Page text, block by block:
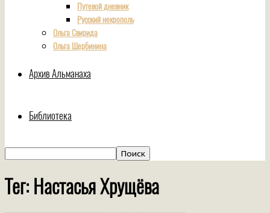
Путевой дневник
Русский некрополь
Ольга Свирида
Ольга Щербинина
Архив Альманаха
Библиотека
Тег: Настасья Хрущёва